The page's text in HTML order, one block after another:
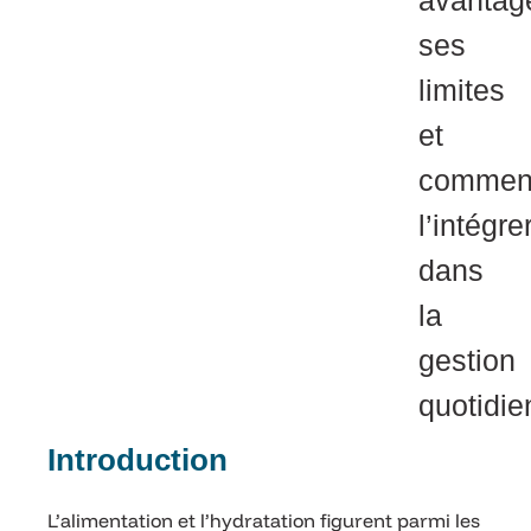
ses
limites
et
dans
la
gestion
Introduction
L’alimentation et l’hydratation figurent parmi les